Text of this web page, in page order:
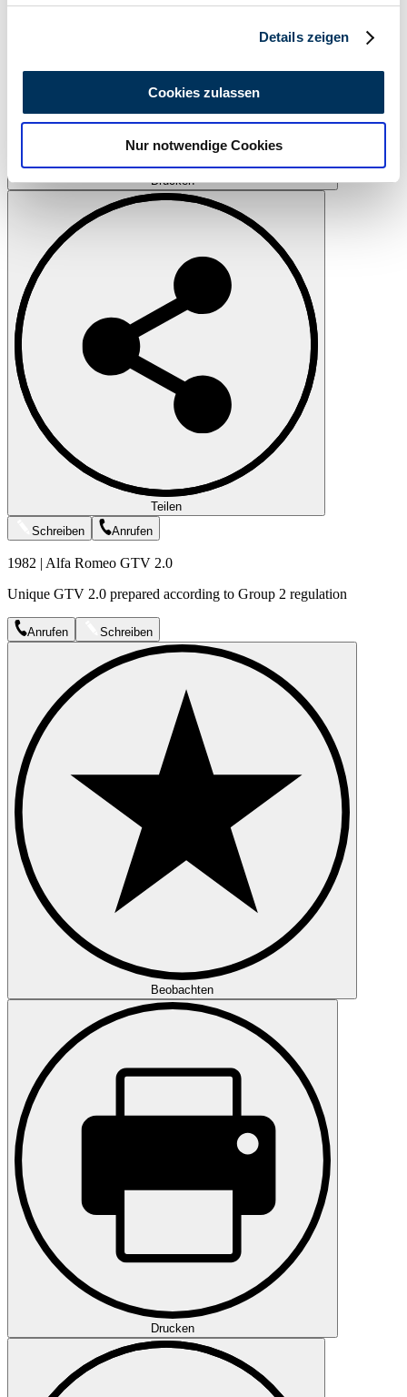
analysieren. Außerdem geben wir Informationen zu Ihrer
Verwendung unserer Website an unsere Partner für
soziale Medien, Werbung und Analysen weiter. Unsere
Partner führen diese Informationen möglicherweise mit
weiteren Daten zusammen, die Sie ihnen bereitgestellt
haben oder die sie im Rahmen Ihrer Nutzung der Dienste
gesammelt haben.
Datenschutzerklärung
Details zeigen
Cookies zulassen
Nur notwendige Cookies
Drucken
Teilen
Schreiben
Anrufen
1982 | Alfa Romeo GTV 2.0
Unique GTV 2.0 prepared according to Group 2 regulation
Anrufen Schreiben
Beobachten
Drucken